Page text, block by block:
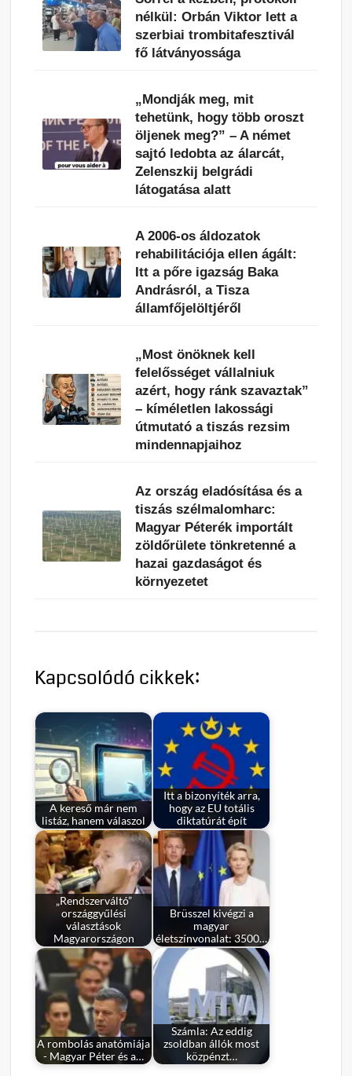
nélkül: Orbán Viktor lett a
szerbiai trombitafesztivál
fő látványossága
„Mondják meg, mit
tehetünk, hogy több oroszt
öljenek meg?” – A német
sajtó ledobta az álarcát,
Zelenszkij belgrádi
látogatása alatt
A 2006-os áldozatok
rehabilitációja ellen ágált:
Itt a pőre igazság Baka
Andrásról, a Tisza
államfőjelöltjéről
„Most önöknek kell
felelősséget vállalniuk
azért, hogy ránk szavaztak”
– kíméletlen lakossági
útmutató a tiszás rezsim
mindennapjaihoz
Az ország eladósítása és a
tiszás szélmalomharc:
Magyar Péterék importált
zöldőrülete tönkretenné a
hazai gazdaságot és
környezetet
Kapcsolódó cikkek:
A kereső már nem
listáz, hanem válaszol
Itt a bizonyíték arra,
hogy az EU totális
diktatúrát épít
„Rendszerváltó”
országgyűlési
választások
Magyarországon
Brüsszel kivégzi a
magyar
életszínvonalat: 3500…
A rombolás anatómiája
- Magyar Péter és a…
Számla: Az eddig
zsoldban állók most
közpénzt…